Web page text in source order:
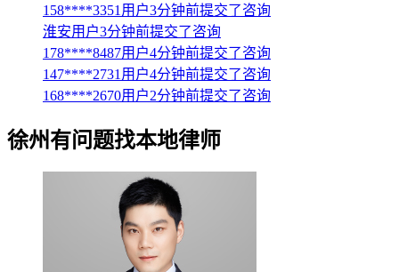
158****3351用户3分钟前提交了咨询
淮安用户3分钟前提交了咨询
178****8487用户4分钟前提交了咨询
147****2731用户4分钟前提交了咨询
168****2670用户2分钟前提交了咨询
徐州有问题找本地律师